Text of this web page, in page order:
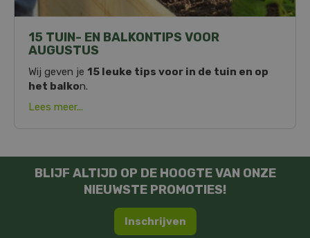
15 TUIN- EN BALKONTIPS VOOR
AUGUSTUS
Wij geven je 15 leuke tips voor in de tuin en op
het balkon.
Lees meer...
BLIJF ALTIJD OP DE HOOGTE VAN ONZE
NIEUWSTE PROMOTIES!
Inschrijven